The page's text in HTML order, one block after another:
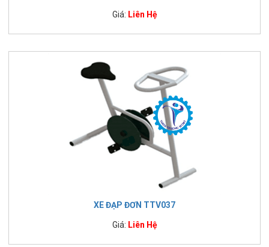
Giá: Liên Hệ
XE ĐẠP ĐƠN TTV037
Giá: Liên Hệ